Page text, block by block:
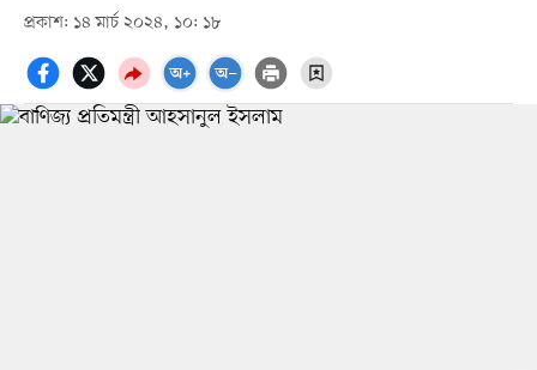
প্রকাশ: ১৪ মার্চ ২০২৪, ১০: ১৮